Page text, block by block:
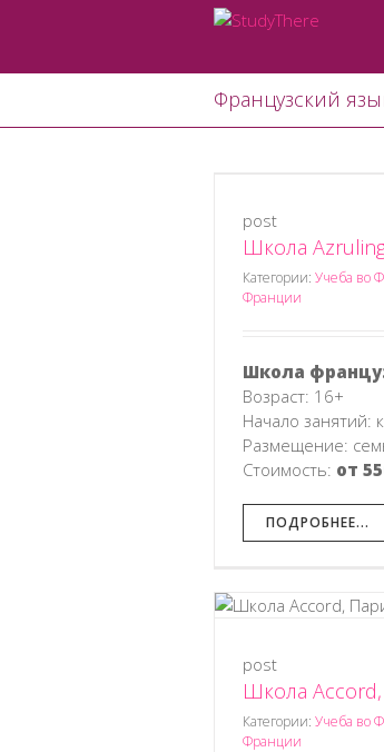
Французский
post
Школа
Категории: Учеба во
Франции
Школа
Возраст: 16+
Начало занятий:
Размещение:
Стоимость: от
ПОДРОБНЕЕ...
post
Школа
Категории: Учеба во
Франции